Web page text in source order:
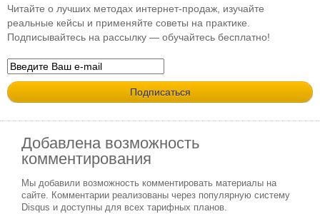
Читайте о лучших методах интернет-продаж, изучайте
реальные кейсы и применяйте советы на практике.
Подписывайтесь на рассылку — обучайтесь бесплатно!
Добавлена возможность
комментирования
Мы добавили возможность комментировать материалы на
сайте. Комментарии реализованы через популярную систему
Disqus и доступны для всех тарифных планов.